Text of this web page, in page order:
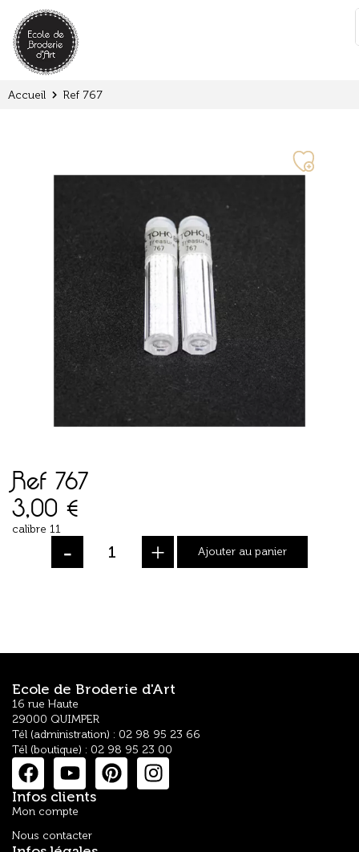
:
Accueil Ref 767
Ref 767
3,00 €
calibre 11
- + Ajouter au panier
Ecole de Broderie d'Art
16 rue Haute
29000 QUIMPER
Tél (administration) : 02 98 95 23 66
Tél (boutique) : 02 98 95 23 00
Infos clients
Mon compte
Nous contacter
Panneau de gestion des cookies